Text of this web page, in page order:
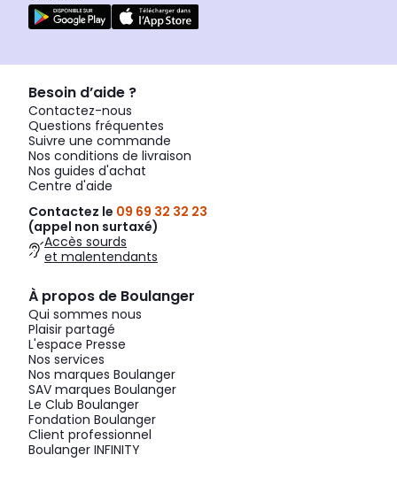
Besoin d’aide ?
Contactez-nous
Questions fréquentes
Suivre une commande
Nos conditions de livraison
Nos guides d'achat
Centre d'aide
Contactez le 09 69 32 32 23
(appel non surtaxé)
Accès sourds
et malentendants
À propos de Boulanger
Qui sommes nous
Plaisir partagé
L'espace Presse
Nos services
Nos marques Boulanger
SAV marques Boulanger
Le Club Boulanger
Fondation Boulanger
Client professionnel
Boulanger INFINITY